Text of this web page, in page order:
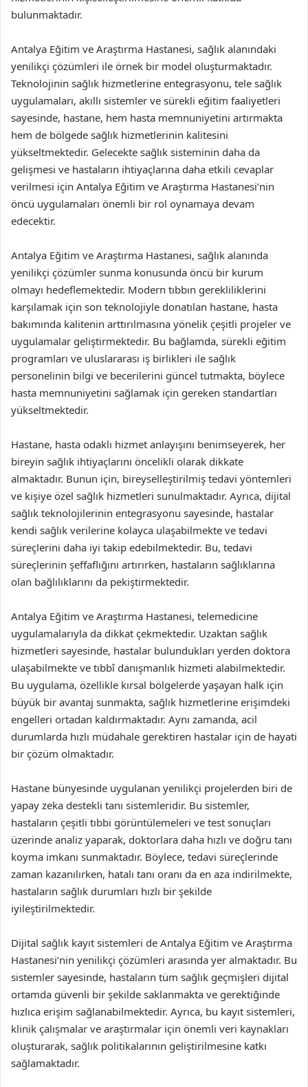
bulunmaktadır.
Antalya Eğitim ve Araştırma Hastanesi, sağlık alanındaki
yenilikçi çözümleri ile örnek bir model oluşturmaktadır.
Teknolojinin sağlık hizmetlerine entegrasyonu, tele sağlık
uygulamaları, akıllı sistemler ve sürekli eğitim faaliyetleri
sayesinde, hastane, hem hasta memnuniyetini artırmakta
hem de bölgede sağlık hizmetlerinin kalitesini
yükseltmektedir. Gelecekte sağlık sisteminin daha da
gelişmesi ve hastaların ihtiyaçlarına daha etkili cevaplar
verilmesi için Antalya Eğitim ve Araştırma Hastanesi’nin
öncü uygulamaları önemli bir rol oynamaya devam
edecektir.
Antalya Eğitim ve Araştırma Hastanesi, sağlık alanında
yenilikçi çözümler sunma konusunda öncü bir kurum
olmayı hedeflemektedir. Modern tıbbın gerekliliklerini
karşılamak için son teknolojiyle donatılan hastane, hasta
bakımında kalitenin arttırılmasına yönelik çeşitli projeler ve
uygulamalar geliştirmektedir. Bu bağlamda, sürekli eğitim
programları ve uluslararası iş birlikleri ile sağlık
personelinin bilgi ve becerilerini güncel tutmakta, böylece
hasta memnuniyetini sağlamak için gereken standartları
yükseltmektedir.
Hastane, hasta odaklı hizmet anlayışını benimseyerek, her
bireyin sağlık ihtiyaçlarını öncelikli olarak dikkate
almaktadır. Bunun için, bireyselleştirilmiş tedavi yöntemleri
ve kişiye özel sağlık hizmetleri sunulmaktadır. Ayrıca, dijital
sağlık teknolojilerinin entegrasyonu sayesinde, hastalar
kendi sağlık verilerine kolayca ulaşabilmekte ve tedavi
süreçlerini daha iyi takip edebilmektedir. Bu, tedavi
süreçlerinin şeffaflığını artırırken, hastaların sağlıklarına
olan bağlılıklarını da pekiştirmektedir.
Antalya Eğitim ve Araştırma Hastanesi, telemedicine
uygulamalarıyla da dikkat çekmektedir. Uzaktan sağlık
hizmetleri sayesinde, hastalar bulundukları yerden doktora
ulaşabilmekte ve tıbbî danışmanlık hizmeti alabilmektedir.
Bu uygulama, özellikle kırsal bölgelerde yaşayan halk için
büyük bir avantaj sunmakta, sağlık hizmetlerine erişimdeki
engelleri ortadan kaldırmaktadır. Aynı zamanda, acil
durumlarda hızlı müdahale gerektiren hastalar için de hayati
bir çözüm olmaktadır.
Hastane bünyesinde uygulanan yenilikçi projelerden biri de
yapay zeka destekli tanı sistemleridir. Bu sistemler,
hastaların çeşitli tıbbi görüntülemeleri ve test sonuçları
üzerinde analiz yaparak, doktorlara daha hızlı ve doğru tanı
koyma imkanı sunmaktadır. Böylece, tedavi süreçlerinde
zaman kazanılırken, hatalı tanı oranı da en aza indirilmekte,
hastaların sağlık durumları hızlı bir şekilde
iyileştirilmektedir.
Dijital sağlık kayıt sistemleri de Antalya Eğitim ve Araştırma
Hastanesi’nin yenilikçi çözümleri arasında yer almaktadır. Bu
sistemler sayesinde, hastaların tüm sağlık geçmişleri dijital
ortamda güvenli bir şekilde saklanmakta ve gerektiğinde
hızlıca erişim sağlanabilmektedir. Ayrıca, bu kayıt sistemleri,
klinik çalışmalar ve araştırmalar için önemli veri kaynakları
oluşturarak, sağlık politikalarının geliştirilmesine katkı
sağlamaktadır.